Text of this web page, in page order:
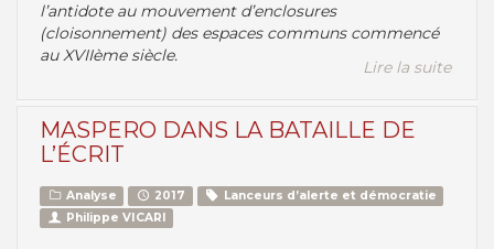
l’antidote au mouvement d’enclosures
(cloisonnement) des espaces communs commencé
au XVIIème siècle.
Lire la suite
MASPERO DANS LA BATAILLE DE
L’ÉCRIT
Analyse 2017
Lanceurs d’alerte et démocratie
Philippe VICARI